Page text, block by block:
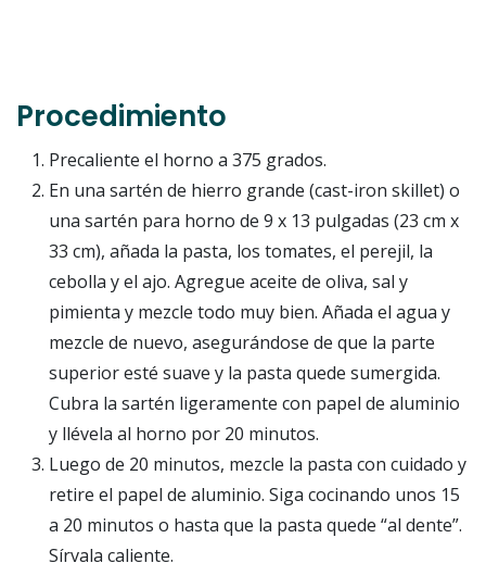
Procedimiento
Precaliente el horno a 375 grados.
En una sartén de hierro grande (cast-iron skillet) o
una sartén para horno de 9 x 13 pulgadas (23 cm x
33 cm), añada la pasta, los tomates, el perejil, la
cebolla y el ajo. Agregue aceite de oliva, sal y
pimienta y mezcle todo muy bien. Añada el agua y
mezcle de nuevo, asegurándose de que la parte
superior esté suave y la pasta quede sumergida.
Cubra la sartén ligeramente con papel de aluminio
y llévela al horno por 20 minutos.
Luego de 20 minutos, mezcle la pasta con cuidado y
retire el papel de aluminio. Siga cocinando unos 15
a 20 minutos o hasta que la pasta quede “al dente”.
Sírvala caliente.